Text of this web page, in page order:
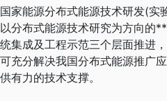
国家能源分布式能源技术研发(
以分布式能源技术研究为方向的
统集成及工程示范三个层面推进
可充分解决我国分布式能源推广
供有力的技术支撑。